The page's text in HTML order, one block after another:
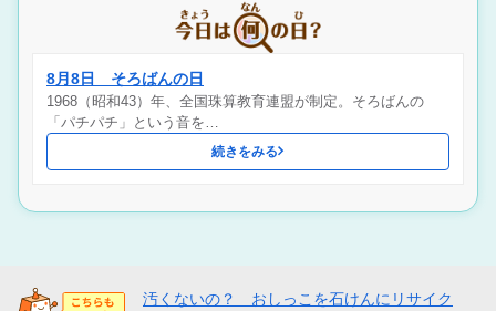
8月8日 そろばんの日
1968（昭和43）年、全国珠算教育連盟が制定。そろばんの
「パチパチ」という音を…
続きをみる
汚くないの？ おしっこを石けんにリサイク